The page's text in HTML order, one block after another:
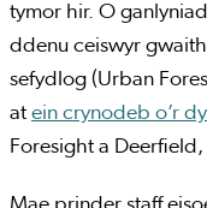
tymor hir. O
ddenu ceiswyr
sefydlog (Urban
at ein crynodeb o’r
Foresight a